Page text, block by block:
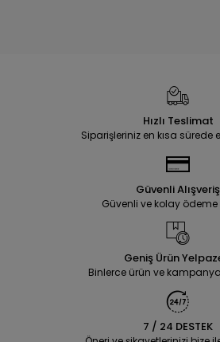
Hızlı Teslimat
Siparişleriniz en kısa sürede
Güvenli Alışveriş
Güvenli ve kolay
Geniş Ürün
Binlerce ürün ve
7 / 24 DESTEK